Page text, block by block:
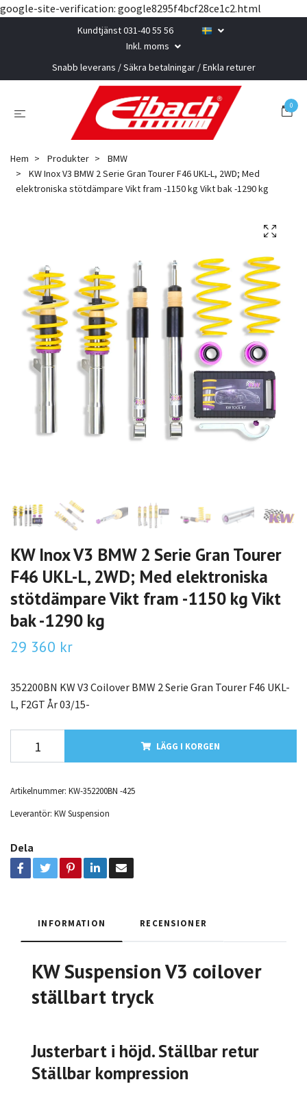
google-site-verification: google8295f4bcf28ce1c2.html
Kundtjänst 031-40 55 56
Inkl. moms
Snabb leverans / Säkra betalningar / Enkla returer
0
Hem Produkter
BMW
KW Inox V3 BMW 2 Serie Gran Tourer F46 UKL-L, 2WD; Med
elektroniska stötdämpare Vikt fram -1150 kg Vikt bak -1290 kg
KW Inox V3 BMW 2 Serie Gran Tourer
F46 UKL-L, 2WD; Med elektroniska
stötdämpare Vikt fram -1150 kg Vikt
bak -1290 kg
29 360 kr
352200BN KW V3 Coilover BMW 2 Serie Gran Tourer F46 UKL-
L, F2GT År 03/15-
LÄGG I KORGEN
Artikelnummer: KW-352200BN -425
Leverantör: KW Suspension
Dela
INFORMATION RECENSIONER
KW Suspension V3 coilover
ställbart tryck
Justerbart i höjd. Ställbar retur
Ställbar kompression